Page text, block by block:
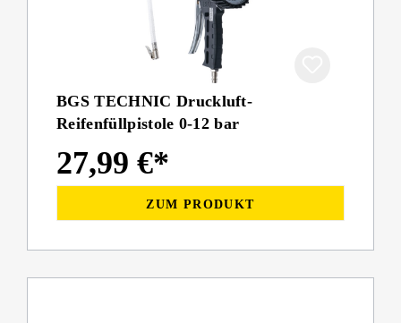
BGS TECHNIC Druckluft-
Reifenfüllpistole 0-12 bar
27,99 €*
ZUM PRODUKT